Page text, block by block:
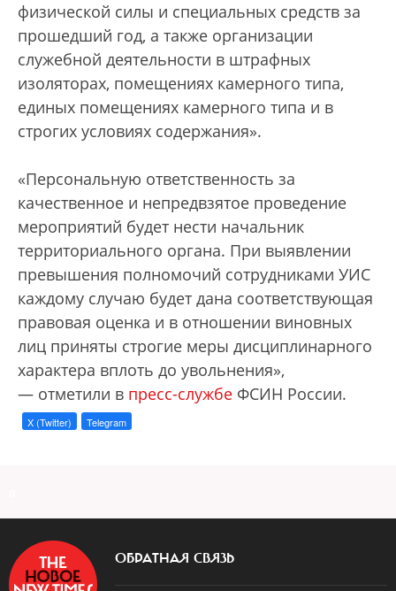
физической силы и специальных средств за
прошедший год, а также организации
служебной деятельности в штрафных
изоляторах, помещениях камерного типа,
единых помещениях камерного типа и в
строгих условиях содержания».
«Персональную ответственность за
качественное и непредвзятое проведение
мероприятий будет нести начальник
территориального органа. При выявлении
превышения полномочий сотрудниками УИС
каждому случаю будет дана соответствующая
правовая оценка и в отношении виновных
лиц приняты строгие меры дисциплинарного
характера вплоть до увольнения»,
— отметили в пресс-службе ФСИН России.
X (Twitter) Telegram
ОБРАТНАЯ СВЯЗЬ